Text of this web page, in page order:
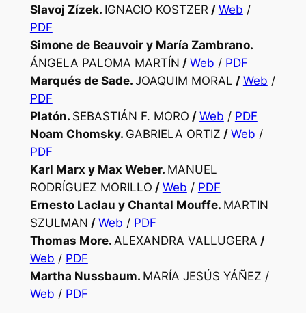
Slavoj Zízek. IGNACIO KOSTZER/ Web /
PDF
Simone de Beauvoir y María Zambrano.
ÁNGELA PALOMA MARTÍN / Web / PDF
Marqués de Sade. JOAQUIM MORAL / Web /
PDF
Platón. SEBASTIÁN F. MORO / Web / PDF
Noam Chomsky. GABRIELA ORTIZ / Web /
PDF
Karl Marx y Max Weber. MANUEL
RODRÍGUEZ MORILLO / Web / PDF
Ernesto Laclau y Chantal Mouffe. MARTIN
SZULMAN / Web / PDF
Thomas More. ALEXANDRA VALLUGERA /
Web / PDF
Martha Nussbaum. MARÍA JESÚS YÁÑEZ /
Web / PDF